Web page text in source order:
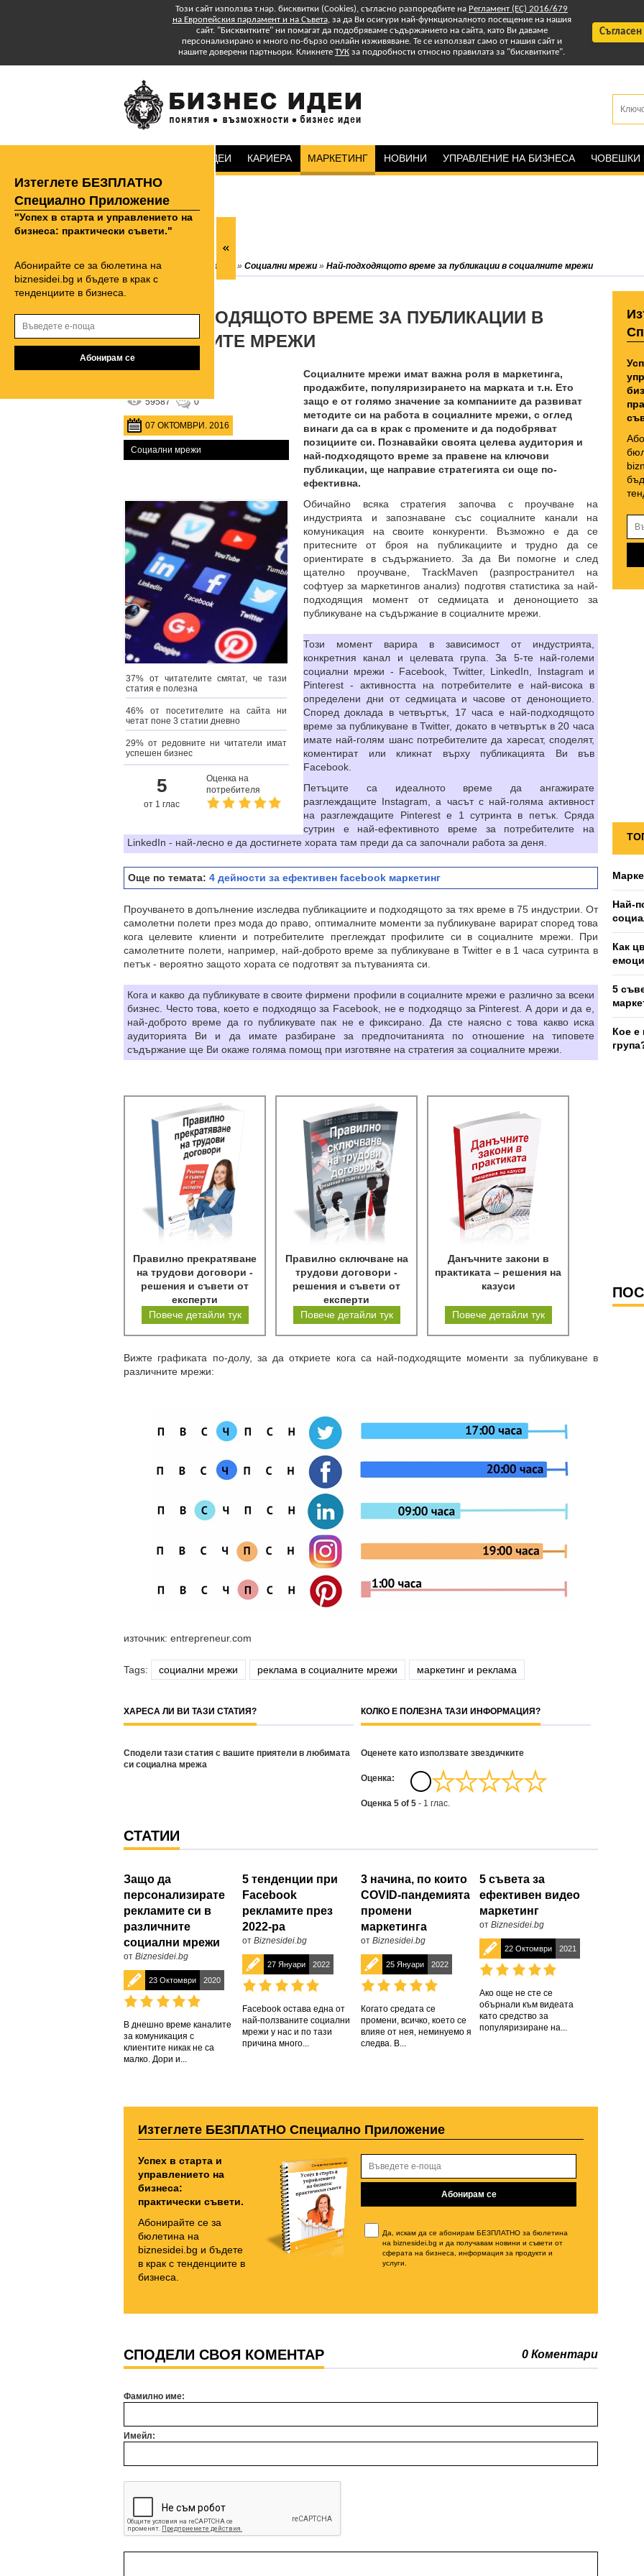
Този сайт използва т.нар. бисквитки (Cookies), съгласно разпоредбите на Регламент (ЕС) 2016/679
на Европейския парламент и на Съвета, за да Ви осигури най-функционалното посещение на нашия
сайт. "Бисквитките" ни помагат да подобряваме съдържанието на сайта, като Ви даваме
персонализирано и много по-бързо онлайн изживяване. Те се използват само от нашия сайт и
нашите доверени партньори. Кликнете ТУК за подробности относно правилата за "бисквитките".
БИЗНЕС ИДЕИ КАРИЕРА МАРКЕТИНГ НОВИНИ УПРАВЛЕНИЕ НА БИЗНЕСА ЧОВЕШКИ
biznesidei.bg Маркетинг » Социални мрежи » Най-подходящото време за публикации в социалните мрежи
НАЙ-ПОДХОДЯЩОТО ВРЕМЕ ЗА ПУБЛИКАЦИИ В
СОЦИАЛНИТЕ МРЕЖИ
59587 0
07 ОКТОМВРИ. 2016
Социални мрежи
37% от читателите смятат, че тази
статия е полезна
46% от посетителите на сайта ни
четат поне 3 статии дневно
29% от редовните ни читатели имат
успешен бизнес
5
от 1 глас
Оценка на
потребителя
Социалните мрежи имат важна роля в маркетинга,
продажбите, популяризирането на марката и т.н. Ето
защо е от голямо значение за компаниите да развиват
методите си на работа в социалните мрежи, с оглед
винаги да са в крак с промените и да подобряват
позициите си. Познавайки своята целева аудитория и
най-подходящото време за правене на ключови
публикации, ще направие стратегията си още по-
ефективна.
Обичайно всяка стратегия започва с проучване на
индустрията и запознаване със социалните канали на
комуникация на своите конкуренти. Възможно е да се
притесните от броя на публикациите и трудно да се
ориентирате в съдържанието. За да Ви помогне и след
щателно проучване, TrackMaven (разпространител на
софтуер за маркетингов анализ) подготвя статистика за най-
подходящия момент от седмицата и денонощието за
публикуване на съдържание в социалните мрежи.
Този момент варира в зависимост от индустрията,
конкретния канал и целевата група. За 5-те най-големи
социални мрежи - Facebook, Twitter, LinkedIn, Instagram и
Pinterest - активността на потребителите е най-висока в
определени дни от седмицата и часове от денонощието.
Според доклада в четвъртък, 17 часа е най-подходящото
време за публикуване в Twitter, докато в четвъртък в 20 часа
имате най-голям шанс потребителите да харесат, споделят,
коментират или кликнат върху публикацията Ви във
Facebook.
Петъците са идеалното време да ангажирате
разглеждащите Instagram, а часът с най-голяма активност
на разглеждащите Pinterest e 1 сутринта в петък. Сряда
сутрин е най-ефективното време за потребителите на
LinkedIn - най-лесно е да достигнете хората там преди да са започнали работа за деня.
Още по темата: 4 дейности за ефективен facebook маркетинг
Проучването в допълнение изследва публикациите и подходящото за тях време в 75 индустрии. От
самолетни полети през мода до право, оптималните моменти за публикуване варират според това
кога целевите клиенти и потребителите преглеждат профилите си в социалните мрежи. При
самолетните полети, например, най-доброто време за публикуване в Twitter е в 1 часа сутринта в
петък - вероятно защото хората се подготвят за пътуванията си.
Кога и какво да публикувате в своите фирмени профили в социалните мрежи е различно за всеки
бизнес. Често това, което е подходящо за Facebook, не е подходящо за Pinterest. А дори и да е,
най-доброто време да го публикувате пак не е фиксирано. Да сте наясно с това какво иска
аудиторията Ви и да имате разбиране за предпочитанията по отношение на типовете
съдържание ще Ви окаже голяма помощ при изготвяне на стратегия за социалните мрежи.
Правилно прекратяване
на трудови договори -
решения и съвети от
експерти
Повече детайли тук
Правилно сключване на
трудови договори -
решения и съвети от
експерти
Повече детайли тук
Данъчните закони в
практиката – решения на
казуси
Повече детайли тук
Вижте графиката по-долу, за да откриете кога са най-подходящите моменти за публикуване в
различните мрежи:
източник: entrepreneur.com
Tags: социални мрежи реклама в социалните мрежи маркетинг и реклама
ХАРЕСА ЛИ ВИ ТАЗИ СТАТИЯ?
Сподели тази статия с вашите приятели в любимата
си социална мрежа
КОЛКО Е ПОЛЕЗНА ТАЗИ ИНФОРМАЦИЯ?
Оценете като използвате звездичките
Oценка:
Оценка 5 of 5 - 1 глас.
СТАТИИ
Защо да
персонализирате
рекламите си в
различните
социални мрежи
от Biznesidei.bg
23 Октомври 2020
В днешно време каналите
за комуникация с
клиентите никак не са
малко. Дори и...
5 тенденции при
Facebook
рекламите през
2022-ра
от Biznesidei.bg
27 Януари 2022
Facebook остава една от
най-ползваните социални
мрежи у нас и по тази
причина много...
3 начина, по които
COVID-пандемията
промени
маркетинга
от Biznesidei.bg
25 Януари 2022
Когато средата се
промени, всичко, което се
влияе от нея, неминуемо я
следва. В...
5 съвета за
ефективен видео
маркетинг
от Biznesidei.bg
22 Октомври 2021
Ако още не сте се
обърнали към видеата
като средство за
популяризиране на...
Изтеглете БЕЗПЛАТНО Специално Приложение
Успех в старта и
управлението на
бизнеса:
практически съвети.
Абонирайте се за
бюлетина на
biznesidei.bg и бъдете
в крак с тенденциите в
бизнеса.
Да, искам да се абонирам БЕЗПЛАТНО за бюлетина
на biznesidei.bg и да получавам новини и съвети от
сферата на бизнеса, информация за продукти и
услуги.
СПОДЕЛИ СВОЯ КОМЕНТАР 0 Коментари
Фамилно име:
Имейл:
Най-
Как
5
Кое е
Изтеглете БЕЗПЛАТНО
Специално Приложение
"Успех в старта и управлението на
бизнеса: практически съвети."
Абонирайте се за бюлетина на
biznesidei.bg и бъдете в крак с
тенденциите в бизнеса.